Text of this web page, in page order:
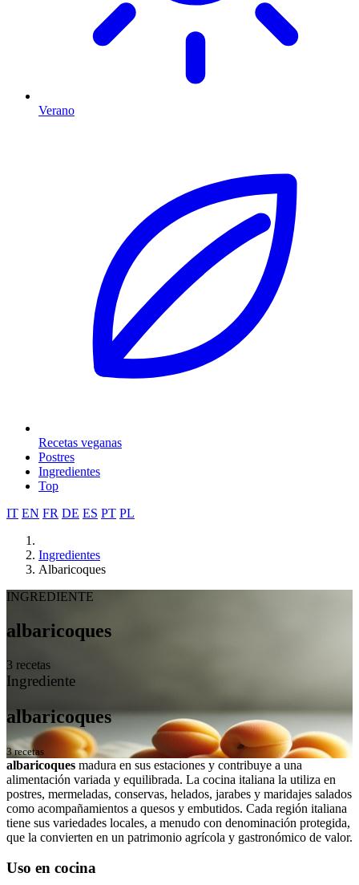
Verano
Recetas veganas
Postres
Ingredientes
Top
IT EN FR DE ES PT PL
Ingredientes
Albaricoques
INGREDIENTE
albaricoques
3 recetas
Ingrediente
albaricoques
3 recetas
albaricoques madura en sus estaciones y contribuye a una
alimentación variada y equilibrada. La cocina italiana la utiliza en
postres, mermeladas, conservas, helados, jarabes y maridajes salados
como acompañamientos a quesos y embutidos. Cada región italiana
tiene sus variedades locales, a menudo con denominación protegida,
que la convierten en un patrimonio agrícola y gastronómico de valor.
Uso en cocina